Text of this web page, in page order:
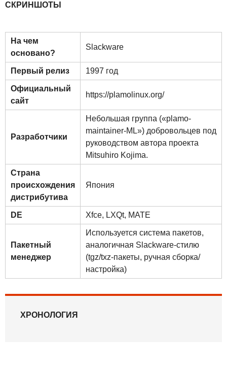
СКРИНШОТЫ
На чем
основано?
Slackware
Первый релиз 1997 год
Официальный
сайт
https://plamolinux.org/
Разработчики
Небольшая группа («plamo-
maintainer-ML») добровольцев под
руководством автора проекта
Mitsuhiro Kojima.
Страна
происхождения
дистрибутива
Япония
DE Xfce, LXQt, MATE
Пакетный
менеджер
Используется система пакетов,
аналогичная Slackware-стилю
(tgz/txz-пакеты, ручная сборка/
настройка)
ХРОНОЛОГИЯ